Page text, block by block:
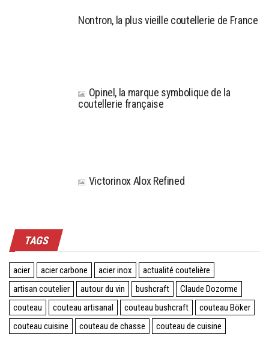
Nontron, la plus vieille coutellerie de France
Opinel, la marque symbolique de la
coutellerie française
Victorinox Alox Refined
TAGS
acier acier carbone acier inox
actualité coutelière
artisan coutelier
autour du vin bushcraft
Claude Dozorme
couteau
couteau artisanal couteau bushcraft
couteau Böker
couteau cuisine
couteau de chasse
couteau de cuisine